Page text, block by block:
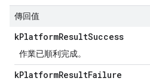
傳回值
kPlatformResultSuccess
作業已順利完成。
kPlatformResultFailure